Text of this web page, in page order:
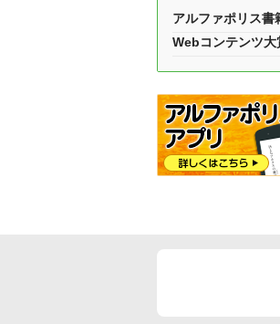
アルファポリス書
Webコンテンツ大